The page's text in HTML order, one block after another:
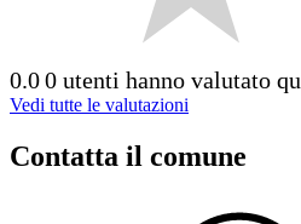
0.00 utenti hanno valutato
Vedi tutte le valutazioni
Contatta il comune